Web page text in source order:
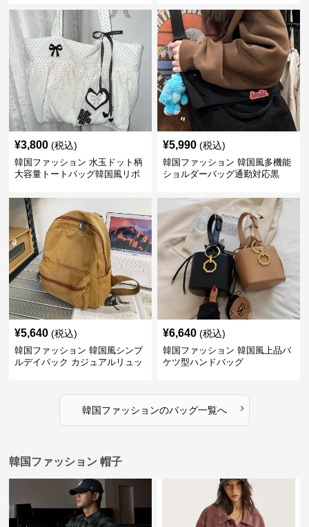
¥3,800 (税込)
韓国ファッション 水玉ドット柄
大容量トートバッグ韓国風リボ
¥5,990 (税込)
韓国ファッション 韓国風多機能
ショルダーバッグ通勤対応黒
¥5,640 (税込)
韓国ファッション 韓国風シンプ
ルデイパック カジュアルリュッ
¥6,640 (税込)
韓国ファッション 韓国風上品バ
ケツ型ハンドバッグ
韓国ファッションのバッグ一覧へ ›
韓国ファッション 帽子